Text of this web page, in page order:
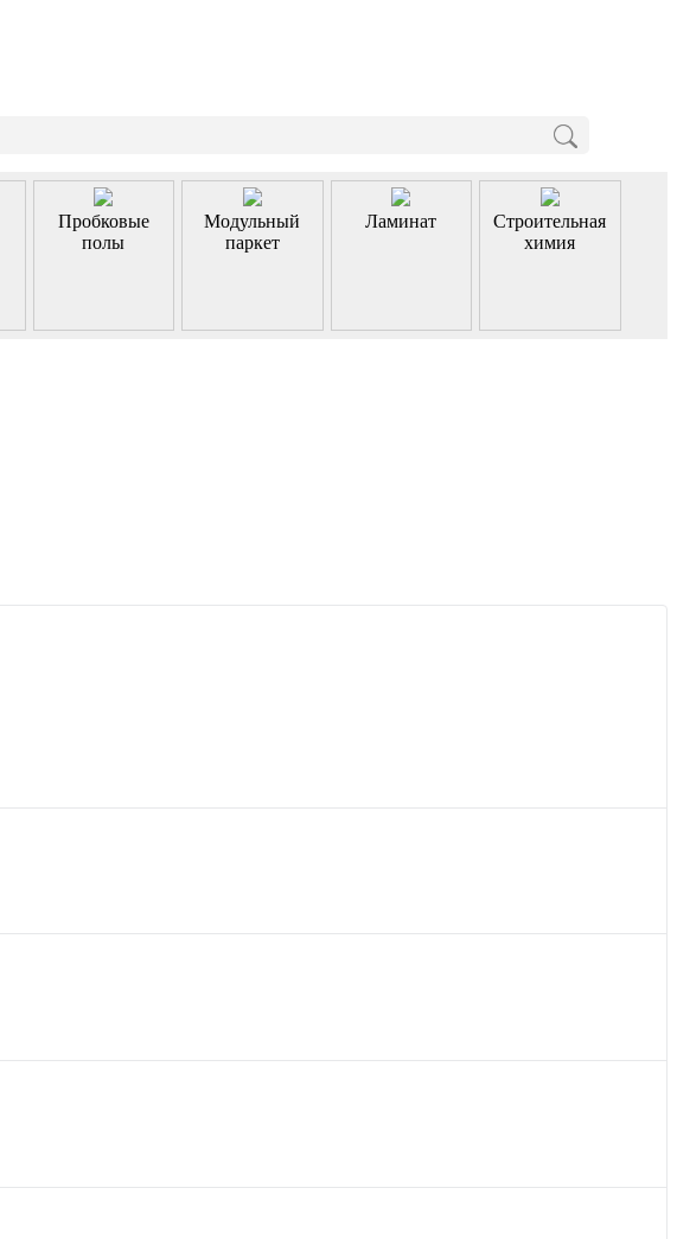
Пробковые
полы
Модульный
паркет
Ламинат
Строительная
химия